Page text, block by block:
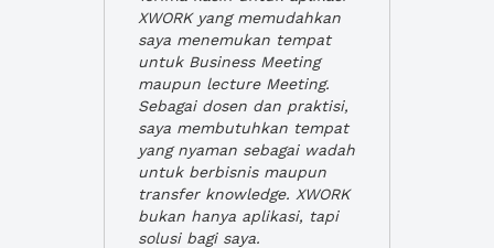
XWORK yang memudahkan
saya menemukan tempat
untuk Business Meeting
maupun lecture Meeting.
Sebagai dosen dan praktisi,
saya membutuhkan tempat
yang nyaman sebagai wadah
untuk berbisnis maupun
transfer knowledge. XWORK
bukan hanya aplikasi, tapi
solusi bagi saya.